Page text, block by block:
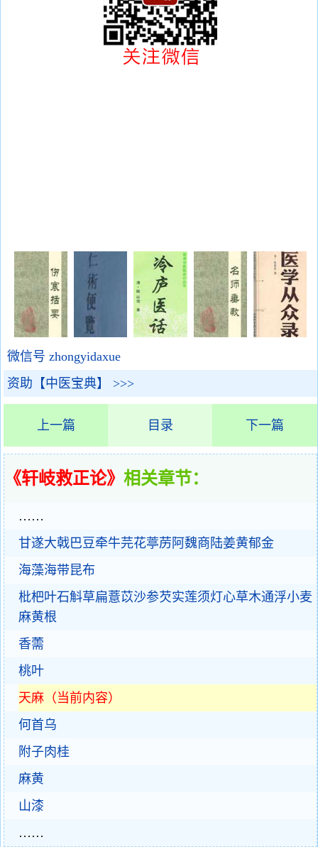
微信号 zhongyidaxue
资助【中医宝典】 >>>
上一篇 目录 下一篇
《轩岐救正论》 相关章节：
……
甘遂大戟巴豆牵牛芫花葶苈阿魏商陆姜黄郁金
海藻海带昆布
枇杷叶石斛草扁薏苡沙参芡实莲须灯心草木通浮小麦
麻黄根
香薷
桃叶
天麻（当前内容）
何首乌
附子肉桂
麻黄
山漆
……